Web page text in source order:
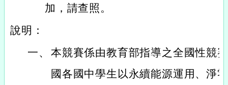
加，請查照。
說明：
一、 本競賽係由教育部指導之全國性競
國各國中學生以永續能源運用、淨